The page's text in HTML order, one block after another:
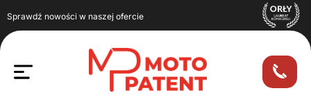
Sprawdź nowości w naszej ofercie